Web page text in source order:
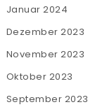
Januar 2024
Dezember 2023
November 2023
Oktober 2023
September 2023